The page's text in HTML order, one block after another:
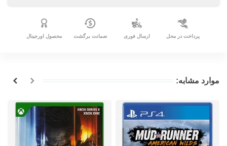
پرداخت در محل ارسال فوری ضمانت برگشت محصول اورجینال
موارد مشابه: